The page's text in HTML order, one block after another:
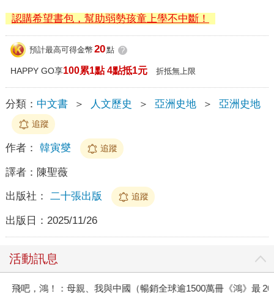
認購希望書包，幫助弱勢孩童上學不中斷！
預計最高可得金幣 20點 ?
HAPPY GO享100累1點 4點抵1元 折抵無上限
分類： 中文書 ＞ 人文歷史 ＞ 亞洲史地 ＞ 亞洲史地
追蹤
作者： 韓寅燮 追蹤
譯者： 陳聖薇
出版社： 二十張出版 追蹤
出版日： 2025/11/26
活動訊息
飛吧，鴻！：母親、我與中國（暢銷全球逾1500萬冊《鴻》最